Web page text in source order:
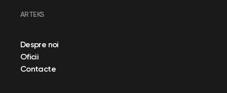
ARTEKS
Despre noi
Oficii
Contacte